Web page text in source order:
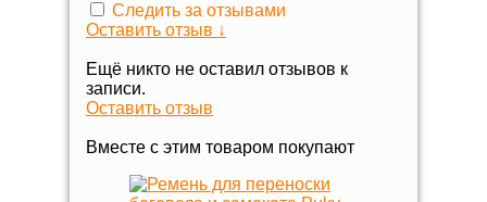
Следить за отзывами
Оставить отзыв ↓
Ещё никто не оставил отзывов к
записи.
Оставить отзыв
Вместе с этим товаром покупают